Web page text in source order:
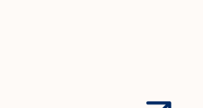
Brasileira de Estudos